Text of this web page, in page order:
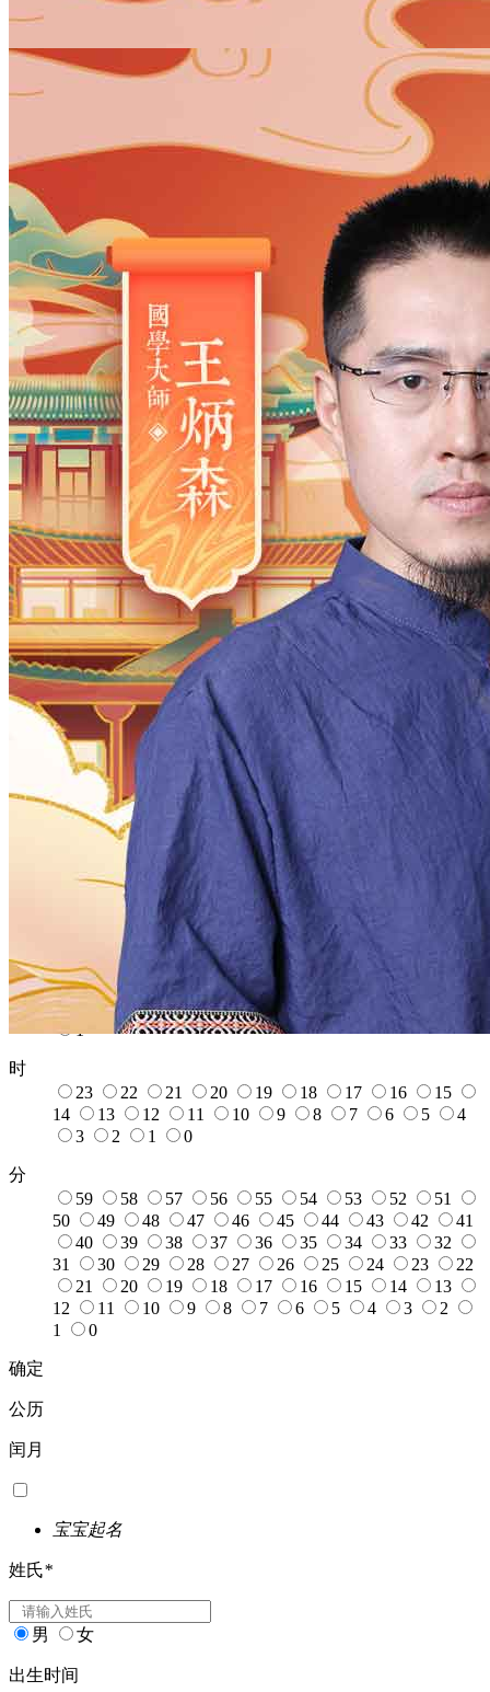
男
男 女
出生时间
2026年 日1 21分
年
2028
2027 2026 2025 2024
2023
2022
2021 2020 2019 2018
2015
2014 2013 2012 2011
2009
2008 2007 2006 2005
2003
2002
2001 2000 1999 1998
1997
1995 1994 1993 1991
1990
1989
1988 1987 1986 1985
1984
1983
1982 1981 1980 1979 1978
1977
1976
1975 1974 1973 1972
1971
1969 1968 1967 1966 1965
1964
1963
1962 1961 1960 1959
1958
1957
1956 1955 1953 1952
1951
1950
1949 1948 1947
1944
1943 1942 1941 1940 1939
1938
1937
1936 1935 1934 1933
1932
1931
1930 1928 1927 1926
1924
1923 1922 1920
1919
1918
1916 1915 1914
1912
1911
1909 1908 1907
1905
1904 1903 1902 1900
12
11 7
31
30 29 28 27 25 24
22
21 20 18 17
12
11 10 9 8 7 4
1
时
23
22 21 20 19 18 17 16
15
14
13 12 11 10 9 8 7 6 5
4
3
2 1 0
分
59
58 57 56 55 54 53 52
51
50
49 48 47 46 45 44 43 42
41
40
39 38 37 36 35 34 33
32
31
30 29 28 27 26 25 24 23
22
21
20 19 18 17 16 15 14
13
12
11 10 9 8 7 6 5 4 3
2
1
0
确定
公历
闰月
宝宝起名
姓氏*
男 女
出生时间